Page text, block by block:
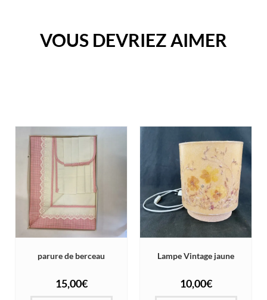
VOUS DEVRIEZ AIMER
parure de berceau
15,00€
Lampe Vintage jaune
10,00€